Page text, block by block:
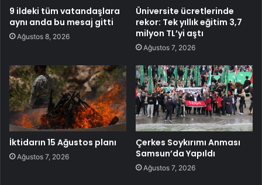
9 ildeki tüm vatandaşlara
aynı anda bu mesaj gitti
Ağustos 8, 2026
Üniversite ücretlerinde
rekor: Tek yıllık eğitim 3,7
milyon TL’yi aştı
Ağustos 7, 2026
İktidarın 15 Ağustos planı
Ağustos 7, 2026
Çerkes Soykırımı Anması
Samsun’da Yapıldı
Ağustos 7, 2026